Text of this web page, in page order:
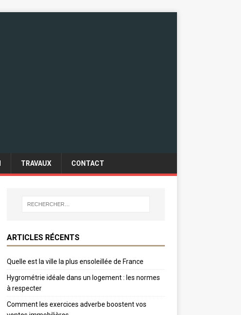
TRAVAUX CONTACT
ARTICLES RÉCENTS
Quelle est la ville la plus ensoleillée de France
Hygrométrie idéale dans un logement : les normes
à respecter
Comment les exercices adverbe boostent vos